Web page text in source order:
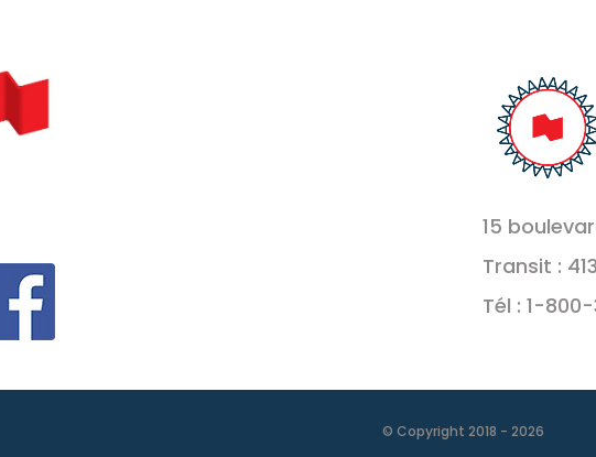
15
Transit :
Tél : 1-
© Copyright 2018 - 2026